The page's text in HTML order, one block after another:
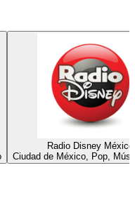
Radio Disney México
Ciudad de México, Pop,